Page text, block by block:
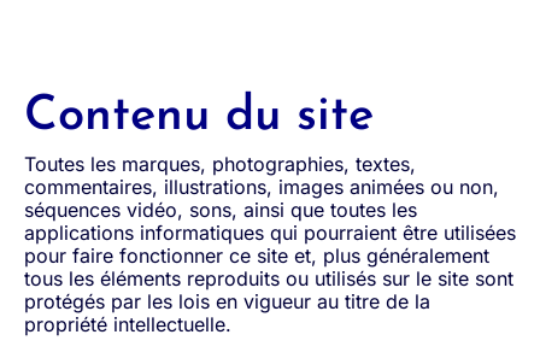
Contenu du site
Toutes les marques, photographies, textes,
commentaires, illustrations, images animées ou non,
séquences vidéo, sons, ainsi que toutes les
applications informatiques qui pourraient être utilisées
pour faire fonctionner ce site et, plus généralement
tous les éléments reproduits ou utilisés sur le site sont
protégés par les lois en vigueur au titre de la
propriété intellectuelle.